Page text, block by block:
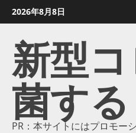
ン
2026年8月8日
新型
菌する
PR：本サイトにはプロモー